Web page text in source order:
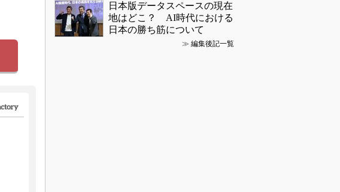
日本版データスペースの現在
地はどこ？ AI時代における
日本の勝ち筋について
≫ 編集後記一覧